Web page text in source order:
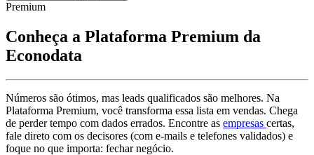
Premium
Conheça a Plataforma Premium da
Econodata
Números são ótimos, mas leads qualificados são melhores. Na
Plataforma Premium, você transforma essa lista em vendas. Chega
de perder tempo com dados errados. Encontre as empresas certas,
fale direto com os decisores (com e-mails e telefones validados) e
foque no que importa: fechar negócio.